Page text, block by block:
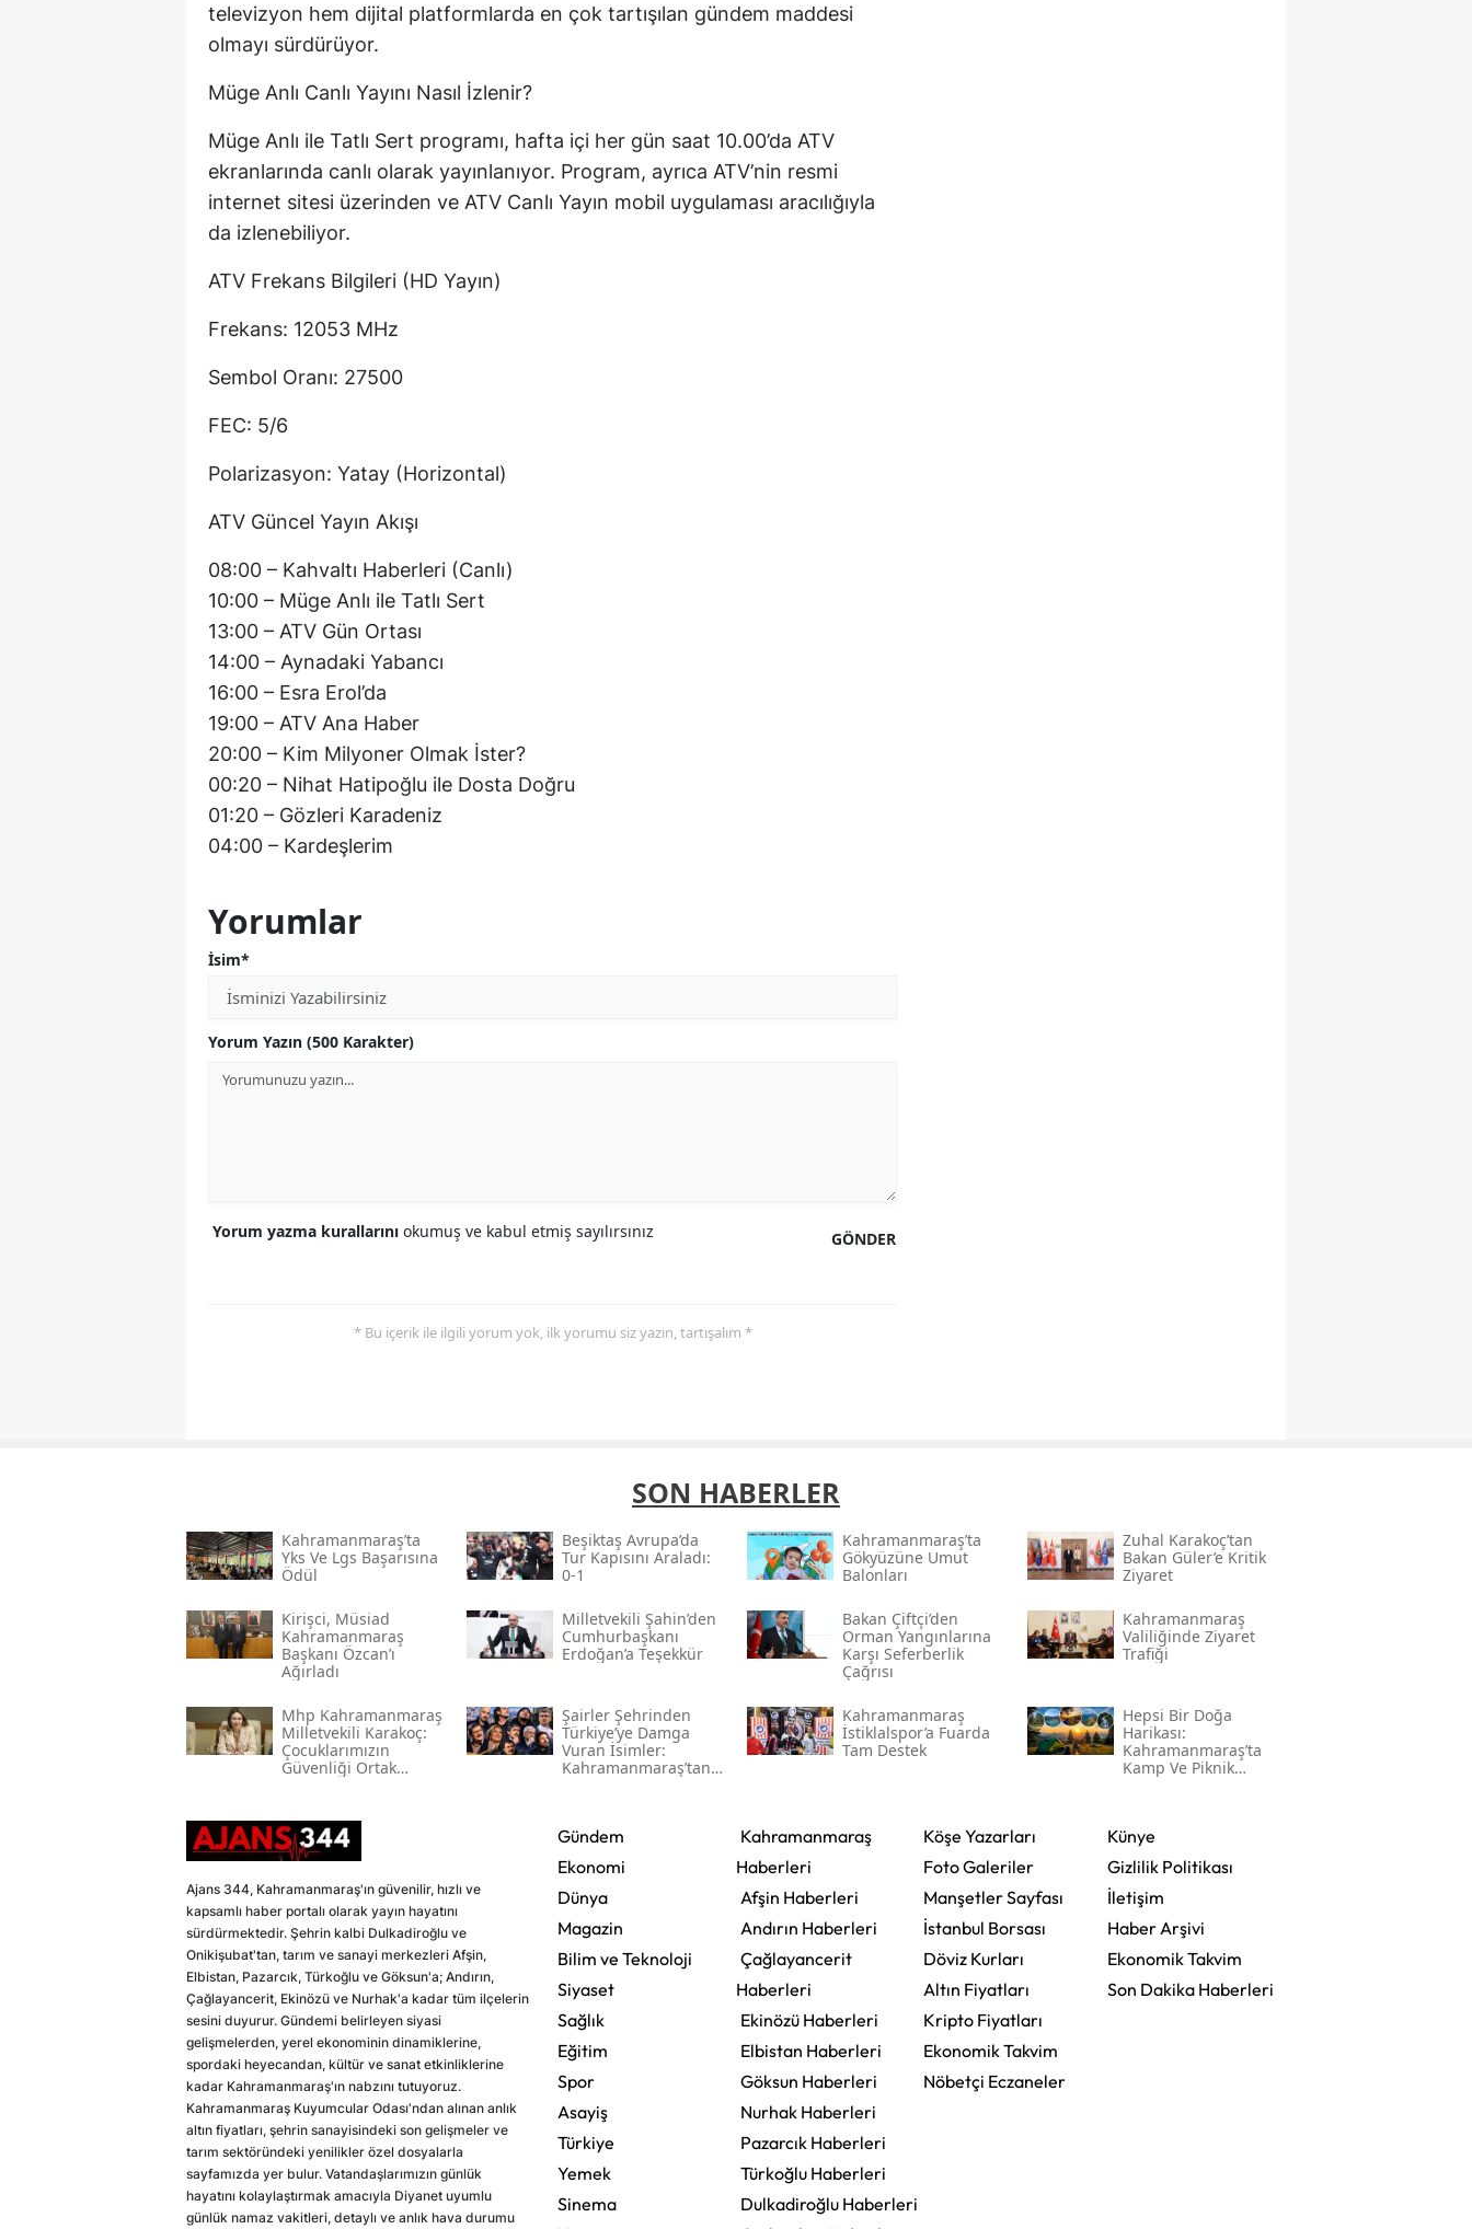
televizyon hem dijital platformlarda en çok tartışılan gündem maddesi
olmayı sürdürüyor.
Müge Anlı Canlı Yayını Nasıl İzlenir?
Müge Anlı ile Tatlı Sert programı, hafta içi her gün saat 10.00’da ATV
ekranlarında canlı olarak yayınlanıyor. Program, ayrıca ATV’nin resmi
internet sitesi üzerinden ve ATV Canlı Yayın mobil uygulaması aracılığıyla
da izlenebiliyor.
ATV Frekans Bilgileri (HD Yayın)
Frekans: 12053 MHz
Sembol Oranı: 27500
FEC: 5/6
Polarizasyon: Yatay (Horizontal)
ATV Güncel Yayın Akışı
08:00 – Kahvaltı Haberleri (Canlı)
10:00 – Müge Anlı ile Tatlı Sert
13:00 – ATV Gün Ortası
14:00 – Aynadaki Yabancı
16:00 – Esra Erol’da
19:00 – ATV Ana Haber
20:00 – Kim Milyoner Olmak İster?
00:20 – Nihat Hatipoğlu ile Dosta Doğru
01:20 – Gözleri Karadeniz
04:00 – Kardeşlerim
Yorumlar
İsim*
Yorum Yazın (500 Karakter)
GÖNDER
Yorum yazma kurallarını okumuş ve kabul etmiş sayılırsınız
* Bu içerik ile ilgili yorum yok, ilk yorumu siz yazın, tartışalım *
SON HABERLER
Kahramanmaraş’ta
Yks Ve Lgs Başarısına
Ödül
Beşiktaş Avrupa’da
Tur Kapısını Araladı:
0-1
Kahramanmaraş’ta
Gökyüzüne Umut
Balonları
Zuhal Karakoç’tan
Bakan Güler’e Kritik
Ziyaret
Kirişci, Müsi̇ad
Kahramanmaraş
Başkanı Özcan’ı
Ağırladı
Milletvekili Şahin’den
Cumhurbaşkanı
Erdoğan’a Teşekkür
Bakan Çiftçi’den
Orman Yangınlarına
Karşı Seferberlik
Çağrısı
Kahramanmaraş
Valiliğinde Ziyaret
Trafiği
Mhp Kahramanmaraş
Milletvekili Karakoç:
Çocuklarımızın
Güvenliği Ortak
Şairler Şehrinden
Türkiye’ye Damga
Vuran İsimler:
Kahramanmaraş’tan
Kahramanmaraş
İstiklalspor’a Fuarda
Tam Destek
Hepsi Bir Doğa
Harikası:
Kahramanmaraş’ta
Kamp Ve Piknik
Ajans 344, Kahramanmaraş'ın güvenilir, hızlı ve
kapsamlı haber portalı olarak yayın hayatını
sürdürmektedir. Şehrin kalbi Dulkadiroğlu ve
Onikişubat'tan, tarım ve sanayi merkezleri Afşin,
Elbistan, Pazarcık, Türkoğlu ve Göksun'a; Andırın,
Çağlayancerit, Ekinözü ve Nurhak'a kadar tüm ilçelerin
sesini duyurur. Gündemi belirleyen siyasi
gelişmelerden, yerel ekonominin dinamiklerine,
spordaki heyecandan, kültür ve sanat etkinliklerine
kadar Kahramanmaraş'ın nabzını tutuyoruz.
Kahramanmaraş Kuyumcular Odası'ndan alınan anlık
altın fiyatları, şehrin sanayisindeki son gelişmeler ve
tarım sektöründeki yenilikler özel dosyalarla
sayfamızda yer bulur. Vatandaşlarımızın günlük
hayatını kolaylaştırmak amacıyla Diyanet uyumlu
günlük namaz vakitleri, detaylı ve anlık hava durumu
Gündem
Ekonomi
Dünya
Magazin
Bilim ve Teknoloji
Siyaset
Sağlık
Eğitim
Spor
Asayiş
Türkiye
Yemek
Sinema
Kahramanmaraş
Haberleri
Afşin Haberleri
Andırın Haberleri
Çağlayancerit
Haberleri
Ekinözü Haberleri
Elbistan Haberleri
Göksun Haberleri
Nurhak Haberleri
Pazarcık Haberleri
Türkoğlu Haberleri
Dulkadiroğlu Haberleri
Köşe Yazarları
Foto Galeriler
Manşetler Sayfası
İstanbul Borsası
Döviz Kurları
Altın Fiyatları
Kripto Fiyatları
Ekonomik Takvim
Nöbetçi Eczaneler
Künye
Gizlilik Politikası
İletişim
Haber Arşivi
Ekonomik Takvim
Son Dakika Haberleri